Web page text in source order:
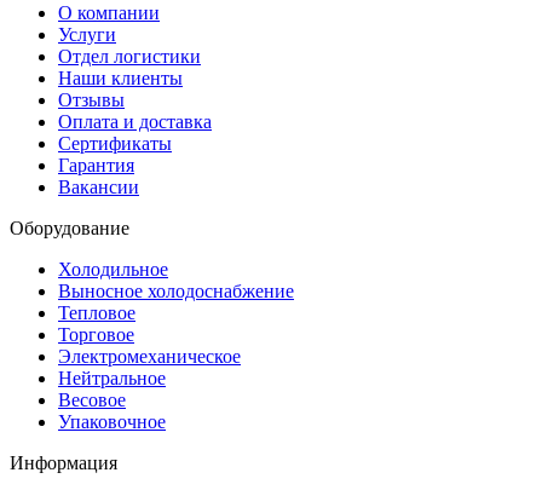
О компании
Услуги
Отдел логистики
Наши клиенты
Отзывы
Оплата и доставка
Сертификаты
Гарантия
Вакансии
Оборудование
Холодильное
Выносное холодоснабжение
Тепловое
Торговое
Электромеханическое
Нейтральное
Весовое
Упаковочное
Информация